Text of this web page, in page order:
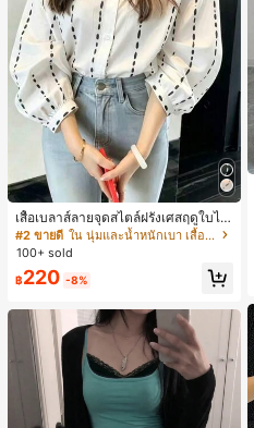
เสื้อเบลาส์ลายจุดสไตล์ฝรั่งเศสฤดูใบไม้
ร่วง, ทรงเข้ารูป, แขนยาวคอวี, สไตล์ให
ม่ฤดูใบไม้ผลิ, ป้องกันแสงแดด, ใส่ไป
#2 ขายดี
ใน นุ่มและน้ำหนักเบา เสื้อสตรี เสื้อเบลาส์ & Tee
100+ sold
฿220 -8%